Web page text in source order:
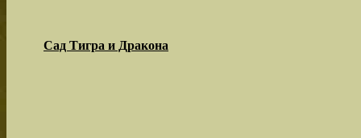
Сад Тигра и Дракона